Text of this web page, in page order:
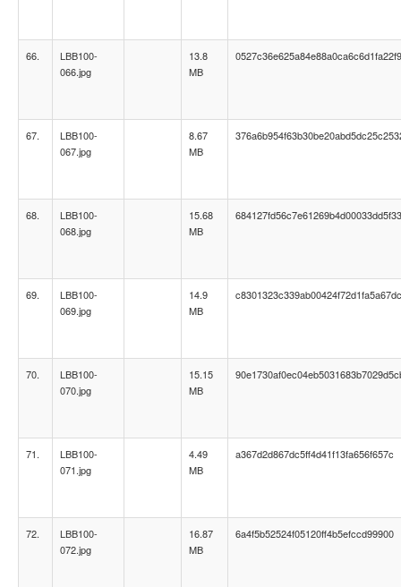
66.
LBB100-
066.jpg
13.8
MB
0527c36e625a84e88a0ca6c6d1fa22f9
67.
LBB100-
067.jpg
8.67
MB
68.
LBB100-
068.jpg
15.68
MB
684127fd56c7e61269b4d00033dd5f33
69.
LBB100-
069.jpg
14.9
MB
c8301323c339ab00424f72d1fa5a67dc
70.
LBB100-
070.jpg
15.15
MB
71.
LBB100-
071.jpg
4.49
MB
a367d2d867dc5ff4d41f13fa656f657c
72.
LBB100-
072.jpg
16.87
MB
6a4f5b52524f05120ff4b5efccd99900